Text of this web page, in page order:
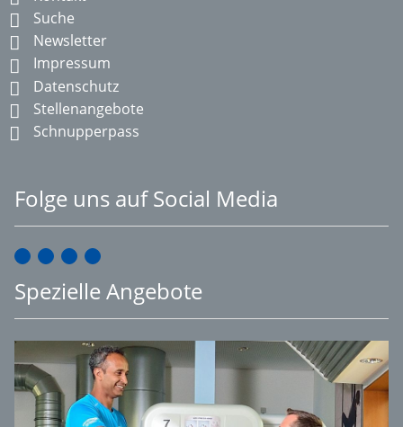
Suche
Newsletter
Impressum
Datenschutz
Stellenangebote
Schnupperpass
Folge uns auf Social Media
Spezielle Angebote